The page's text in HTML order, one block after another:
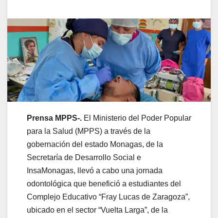
Prensa MPPS-. El Ministerio del Poder Popular
para la Salud (MPPS) a través de la
gobernación del estado Monagas, de la
Secretaría de Desarrollo Social e
InsaMonagas, llevó a cabo una jornada
odontológica que benefició a estudiantes del
Complejo Educativo “Fray Lucas de Zaragoza”,
ubicado en el sector “Vuelta Larga”, de la